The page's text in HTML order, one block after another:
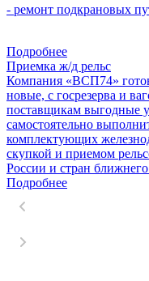
- ремонт подкрановых
Подробнее
Приемка ж/д рельс
Компания «ВСП74»
новые, с госрезерва и
поставщикам выгодные
самостоятельно
комплектующих
скупкой и приемом
России и стран ближнего
Подробнее